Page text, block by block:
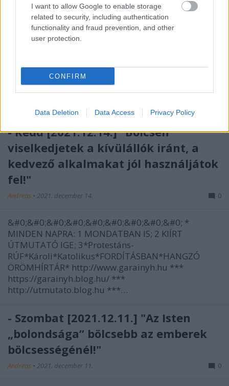
I want to allow Google to enable storage
related to security, including authentication
functionality and fraud prevention, and other
user protection.
CONFIRM
Data Deletion Data Access Privacy Policy
Andreas •2023. szeptember 01.
&#0;&#0;&#0;&#0;&#0;&#0;&#0;&#0;&#0; *
RÚF*Károli*Katolikus*FORDÍTÁSBAN*HANGZÓ
ÖRÖMHÍRTÁR* http://www.garainyh.hu ***
https://garainyh.blog.hu/ ***
- Kedd [2021.12.14.] "Bölcsen
viselkedjetek a kívülállók iránt, a
kedvező alkalmakat jól használjátok
fel!"
Andreas • 2021. december 14. 0
&#0;&#0;&#0;&#0;&#0;&#0;&#0;&#0;&#0; *
MINDEN NAPRA: 1 MONDATBAN IS; 2 KIÍRT
ÚTMUTATÓ IGE; 3*Protestáns-
RÚF*Károli*Katolikus*FORDÍTÁSBAN*HANGZÓ
ÖRÖMHÍRTÁR* http://www.garainyh.hu ***
https://garainyh.blog.hu/ ***
http://utmutato.blog.hu ***…
- Szombat [2021.12.11.] "Az Isten
„bolondsága” bölcsebb az emberek
bölcsességénél!"
Andreas • 2021. december 11. 0